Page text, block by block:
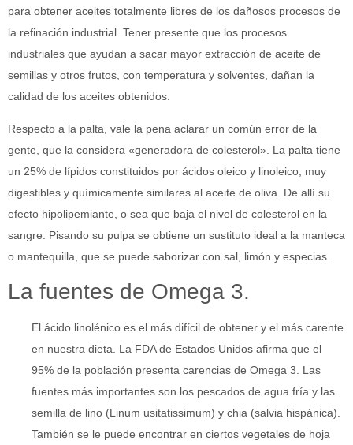
para obtener aceites totalmente libres de los dañosos procesos de
la refinación industrial. Tener presente que los procesos
industriales que ayudan a sacar mayor extracción de aceite de
semillas y otros frutos, con temperatura y solventes, dañan la
calidad de los aceites obtenidos.
Respecto a la palta, vale la pena aclarar un común error de la
gente, que la considera «generadora de colesterol». La palta tiene
un 25% de lípidos constituidos por ácidos oleico y linoleico, muy
digestibles y químicamente similares al aceite de oliva. De allí su
efecto hipolipemiante, o sea que baja el nivel de colesterol en la
sangre. Pisando su pulpa se obtiene un sustituto ideal a la manteca
o mantequilla, que se puede saborizar con sal, limón y especias.
La fuentes de Omega 3.
El ácido linolénico es el más difícil de obtener y el más carente
en nuestra dieta. La FDA de Estados Unidos afirma que el
95% de la población presenta carencias de Omega 3. Las
fuentes más importantes son los pescados de agua fría y las
semilla de lino (Linum usitatissimum) y chia (salvia hispánica).
También se le puede encontrar en ciertos vegetales de hoja